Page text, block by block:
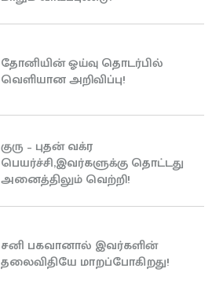
தோனியின் ஓய்வு தொடர்பில்
வெளியான அறிவிப்பு!
குரு – புதன் வக்ர
பெயர்ச்சி,இவர்களுக்கு தொட்டது
அனைத்திலும் வெற்றி!
சனி பகவானால் இவர்களின்
தலைவிதியே மாறப்போகிறது!